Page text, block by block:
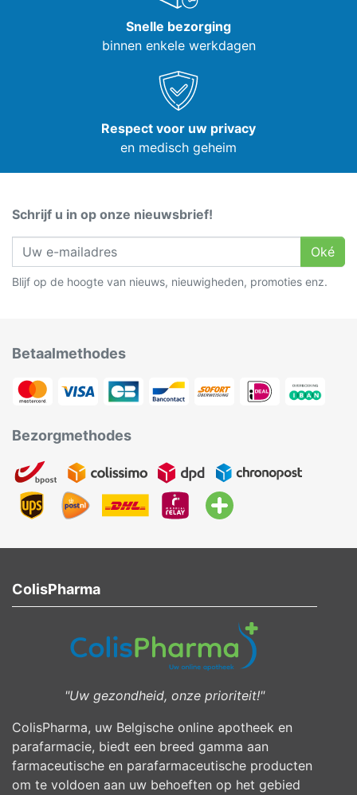
Snelle bezorging
binnen enkele werkdagen
Respect voor uw privacy
en medisch geheim
Schrijf u in op onze nieuwsbrief!
Oké
Blijf op de hoogte van nieuws, nieuwigheden, promoties enz.
Betaalmethodes
Bezorgmethodes
ColisPharma
"Uw gezondheid, onze prioriteit!"
ColisPharma, uw Belgische online apotheek en
parafarmacie, biedt een breed gamma aan
farmaceutische en parafarmaceutische producten
om te voldoen aan uw behoeften op het gebied